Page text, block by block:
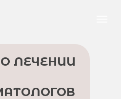
ЛЕЧЕНИИ